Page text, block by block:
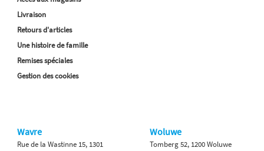
Livraison
Retours d'articles
Une histoire de famille
Remises spéciales
Gestion des cookies
Wavre
Rue de la Wastinne 15, 1301
Woluwe
Tomberg 52, 1200 Woluwe